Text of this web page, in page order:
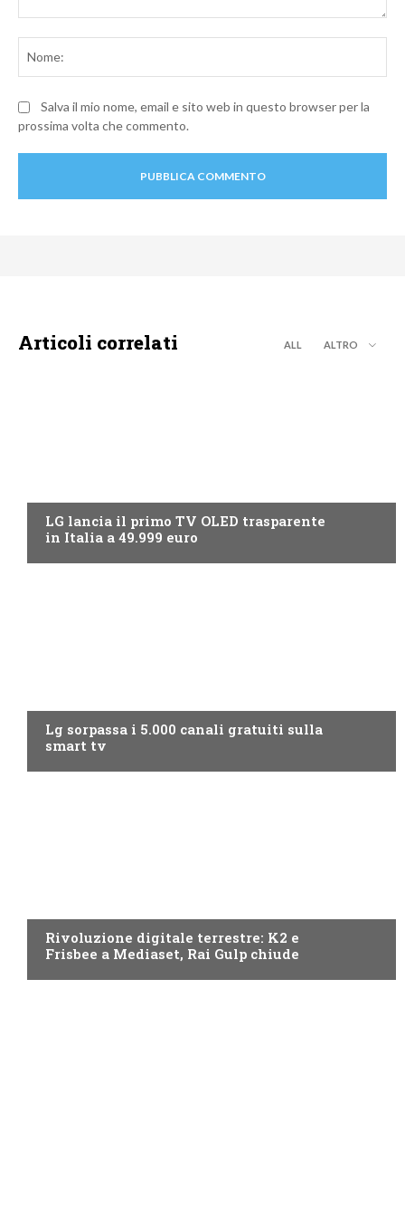
Salva il mio nome, email e sito web in questo browser per la
prossima volta che commento.
Articoli correlati ALL ALTRO
LG lancia il primo TV OLED trasparente
in Italia a 49.999 euro
Lg sorpassa i 5.000 canali gratuiti sulla
smart tv
Rivoluzione digitale terrestre: K2 e
Frisbee a Mediaset, Rai Gulp chiude